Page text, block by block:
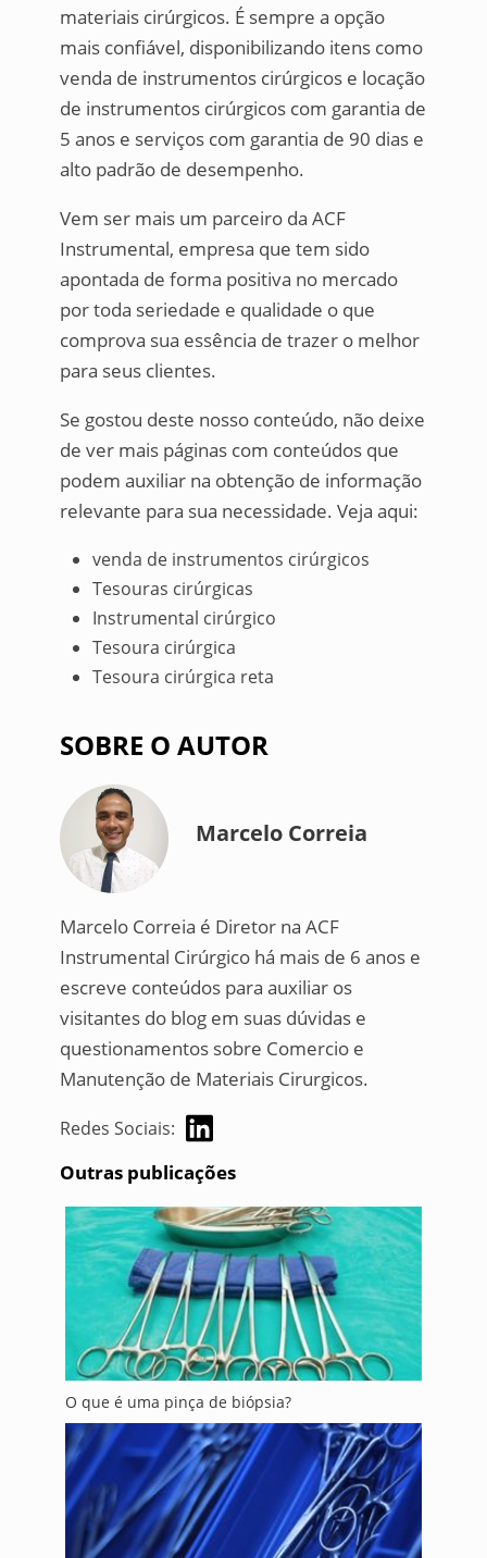
materiais cirúrgicos. É sempre a opção
mais confiável, disponibilizando itens como
venda de instrumentos cirúrgicos e locação
de instrumentos cirúrgicos com garantia de
5 anos e serviços com garantia de 90 dias e
alto padrão de desempenho.
Vem ser mais um parceiro da ACF
Instrumental, empresa que tem sido
apontada de forma positiva no mercado
por toda seriedade e qualidade o que
comprova sua essência de trazer o melhor
para seus clientes.
Se gostou deste nosso conteúdo, não deixe
de ver mais páginas com conteúdos que
podem auxiliar na obtenção de informação
relevante para sua necessidade. Veja aqui:
venda de instrumentos cirúrgicos
Tesouras cirúrgicas
Instrumental cirúrgico
Tesoura cirúrgica
Tesoura cirúrgica reta
SOBRE O AUTOR
Marcelo Correia
Marcelo Correia é Diretor na ACF
Instrumental Cirúrgico há mais de 6 anos e
escreve conteúdos para auxiliar os
visitantes do blog em suas dúvidas e
questionamentos sobre Comercio e
Manutenção de Materiais Cirurgicos.
Redes Sociais:
Outras publicações
O que é uma pinça de biópsia?